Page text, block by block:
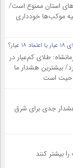
استان ممنوع است/
موکب‌ها خودداری
طلای کم‌عیار در
بیشترین هشدار ما
است
جدی برای شرق
بیشتر کنند